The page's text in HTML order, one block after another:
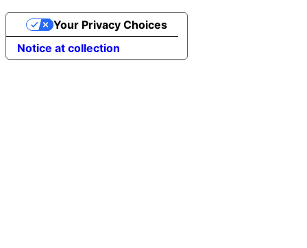
Notice at collection
Your Privacy Choices